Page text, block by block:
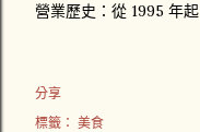
營業歷史：從 1995 年起
分享
標籤： 美食